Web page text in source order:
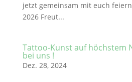
jetzt gemeinsam mit euch
2026 Freut...
Tattoo-Kunst auf höchstem
bei uns !
Dez. 28, 2024